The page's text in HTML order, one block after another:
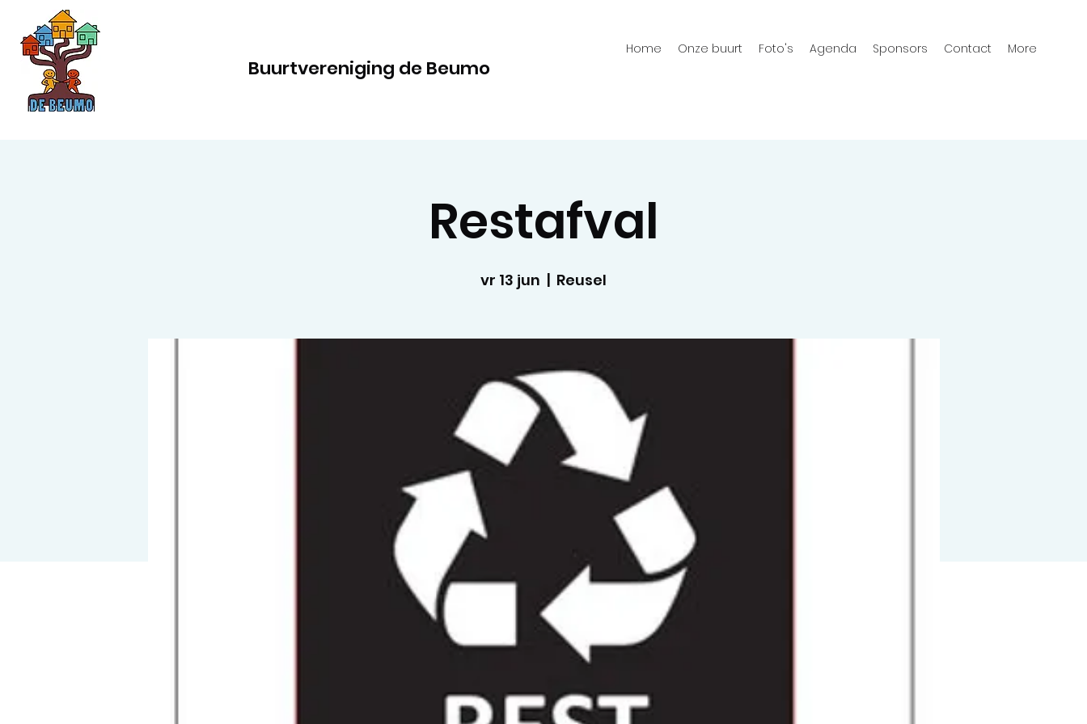
Buurtvereniging de Beumo
Home Onze buurt Foto's Agenda Sponsors Contact More
Restafval
vr 13 jun
  |
Reusel